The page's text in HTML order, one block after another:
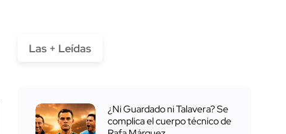
Las + Leídas
¿Ni Guardado ni Talavera? Se
complica el cuerpo técnico de